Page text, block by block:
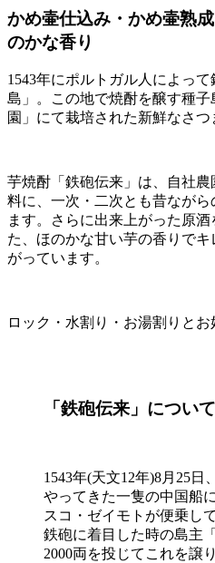
かめ壷仕込み・かめ壷熟
のかな香り
1543年にポルトガル人によっ
島」。この地で焼酎を醸す種
園」にて栽培された新鮮なさつ
芋焼酎「鉄砲伝来」は、自社
料に、一次・二次とも昔なが
ます。さらに出来上がった原
た、ほのかな甘い芋の香りで
がっています。
ロック・水割り・お湯割りとお
「鉄砲伝来」について
1543年(天文12年)8月25日
やってきた一隻の中国船
スコ・ゼイモトが便乗し
鉄砲に着目した時の島主
2000両を投じてこれを譲